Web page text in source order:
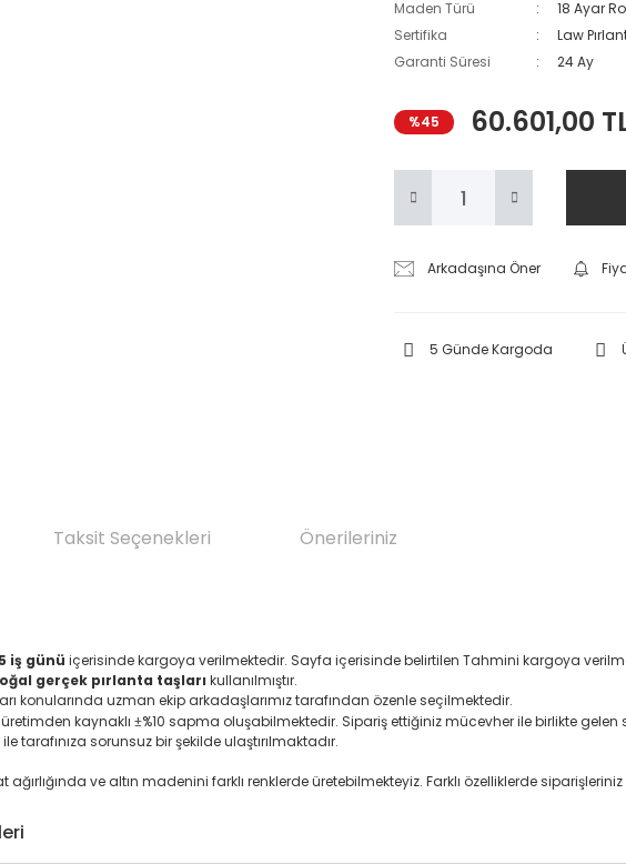
Maden Türü
18 Ayar
Sertifika
Law
Garanti Süresi
24 Ay
%45 60.601,00
Arkadaşına Öner
5 Günde Kargoda
Taksit Seçenekleri Önerileriniz
iş günü içerisinde kargoya verilmektedir. Sayfa içerisinde belirtilen Tahmini kargoya
gerçek pırlanta taşları kullanılmıştır.
konularında uzman ekip arkadaşlarımız tarafından özenle seçilmektedir.
kaynaklı ±%10 sapma oluşabilmektedir. Sipariş ettiğiniz mücevher ile birlikte
ile tarafınıza sorunsuz bir şekilde ulaştırılmaktadır.
ve altın madenini farklı renklerde üretebilmekteyiz. Farklı özelliklerde